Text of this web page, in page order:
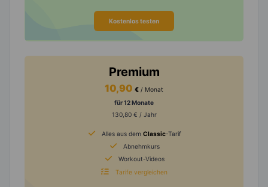
Kostenlos testen
Premium
10,90 € / Monat
für 12 Monate
130,80 € / Jahr
Alles aus dem Classic-Tarif
Abnehmkurs
Workout-Videos
Tarife vergleichen